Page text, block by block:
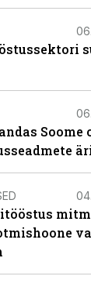
Soome